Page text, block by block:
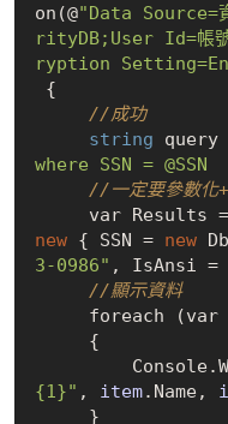
on(@"Data
rityDB;User Id=帳
ryption
//成功
string query
where SSN = @SSN
//一定要參數化
new { SSN = new
3-0986" , IsAnsi =
//顯示資料
foreach
         Console.
{1}" , item.Name,